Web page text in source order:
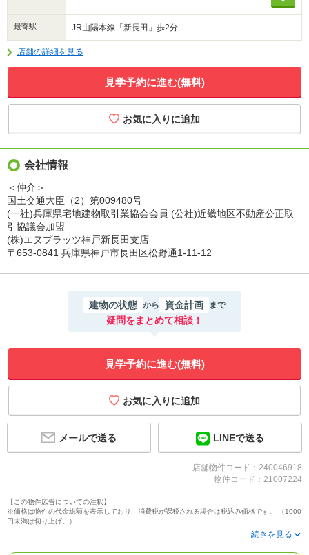
最寄駅 JR山陽本線「新長田」歩2分
店舗の詳細を見る
見学予約に進む(無料)
会社情報
＜仲介＞
国土交通大臣（2）第009480号
(一社)兵庫県宅地建物取引業協会会員 (公社)近畿地区不動産公正取
引協議会加盟
(株)エヌプラッツ神戸新長田支店
〒653-0841 兵庫県神戸市長田区松野通1-11-12
建物の状態 から 資金計画 まで
疑問をまとめて相談！
見学予約に進む(無料)
メールで送る LINEで送る
店舗物件コード：240046918
物件コード：21007224
【この物件広告についての注釈】
※価格は物件の代金総額を表示しており、消費税が課税される場合は税込み価格です。 （1000
円未満は切り上げ。）
※写真に写っている、またはパース（絵）や間取り図に描かれている家具や車などは、特にコ